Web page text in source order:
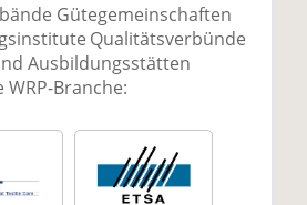
Gütegemeinschaften
Qualitätsverbünde
Ausbildungsstätten
Branche: